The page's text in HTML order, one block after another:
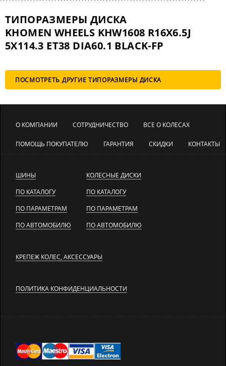
ТИПОРАЗМЕРЫ ДИСКА
KHOMEN WHEELS KHW1608 R16X6.5J
5X114.3 ET38 DIA60.1 BLACK-FP
ПОСМОТРЕТЬ ДРУГИЕ ТИПОРАЗМЕРЫ ДИСКА
О КОМПАНИИ СОТРУДНИЧЕСТВО ВСЕ О КОЛЕСАХ
ПОМОЩЬ ПОКУПАТЕЛЮ ГАРАНТИЯ СКИДКИ КОНТАКТЫ
ШИНЫ
ПО КАТАЛОГУ
ПО ПАРАМЕТРАМ
ПО АВТОМОБИЛЮ
КОЛЕСНЫЕ ДИСКИ
ПО КАТАЛОГУ
ПО ПАРАМЕТРАМ
ПО АВТОМОБИЛЮ
КРЕПЕЖ КОЛЕС, АКСЕССУАРЫ
ПОЛИТИКА КОНФИДЕНЦИАЛЬНОСТИ